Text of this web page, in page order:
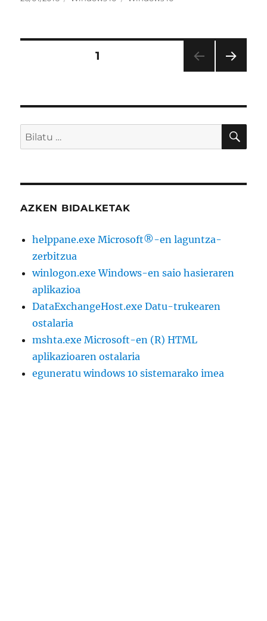
Sarreren
ORRIALDEA1
ORRI
ALD
EA
Bilatu
beharrekoa:
AZKEN BIDALKETAK
helppane.exe Microsoft®-en laguntza-
zerbitzua
winlogon.exe Windows-en saio hasieraren
aplikazioa
DataExchangeHost.exe Datu-trukearen
ostalaria
mshta.exe Microsoft-en (R) HTML
aplikazioaren ostalaria
eguneratu windows 10 sistemarako imea